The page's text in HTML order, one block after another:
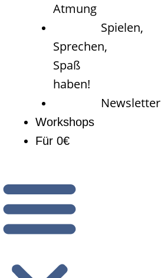
Atmung
Spielen,
Sprechen,
Spaß
haben!
Newsletter
Workshops
Für 0€